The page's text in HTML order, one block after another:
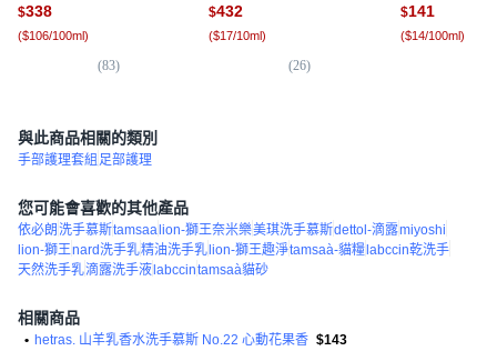
$338
($106/100ml)
(83)
$432
($17/10ml)
(26)
$141
($14/100ml)
與此商品相關的類別
手部護理套組 足部護理
您可能會喜歡的其他產品
依必朗 洗手慕斯tamsaa lion-獅王奈米樂美琪洗手慕斯dettol-滴露miyoshi
lion-獅王nard洗手乳精油洗手乳 lion-獅王趣淨tamsaà-貓糧 labccin乾洗手
天然洗手乳滴露洗手液 labccintamsaà貓砂
相關商品
• hetras. 山羊乳香水洗手慕斯 No.22 心動花果香 $143